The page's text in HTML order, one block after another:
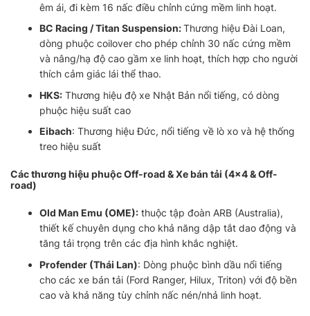
êm ái, đi kèm 16 nấc điều chỉnh cứng mềm linh hoạt.
BC Racing / Titan Suspension:Thương hiệu Đài Loan,
dòng phuộc coilover cho phép chỉnh 30 nấc cứng mềm
và nâng/hạ độ cao gầm xe linh hoạt, thích hợp cho người
thích cảm giác lái thể thao.
HKS: Thương hiệu độ xe Nhật Bản nổi tiếng, có dòng
phuộc hiệu suất cao
Eibach: Thương hiệu Đức, nổi tiếng về lò xo và hệ thống
treo hiệu suất
Các thương hiệu phuộc Off-road & Xe bán tải (4×4 & Off-
road)
Old Man Emu (OME): thuộc tập đoàn ARB (Australia),
thiết kế chuyên dụng cho khả năng dập tắt dao động và
tăng tải trọng trên các địa hình khắc nghiệt.
Profender (Thái Lan): Dòng phuộc bình dầu nổi tiếng
cho các xe bán tải (Ford Ranger, Hilux, Triton) với độ bền
cao và khả năng tùy chỉnh nấc nén/nhả linh hoạt.